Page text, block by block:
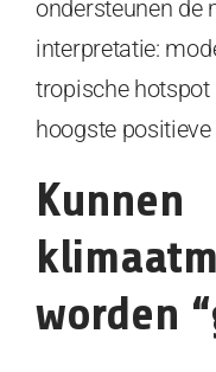
ondersteunen de
interpretatie:
tropische
hoogste
Kunnen
worden